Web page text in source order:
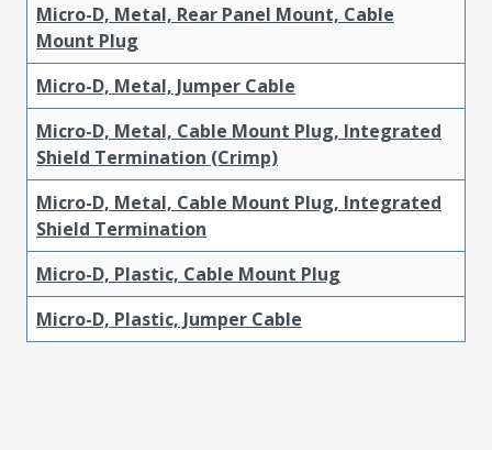
Micro-D, Metal, Rear Panel Mount, Cable
Mount Plug
Micro-D, Metal, Jumper Cable
Micro-D, Metal, Cable Mount Plug, Integrated
Shield Termination (Crimp)
Micro-D, Metal, Cable Mount Plug, Integrated
Shield Termination
Micro-D, Plastic, Cable Mount Plug
Micro-D, Plastic, Jumper Cable